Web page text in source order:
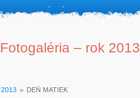
cookies Jedálny lístok Cookie Policy
Fotogaléria – rok 2013
2013 » DEŃ MATIEK